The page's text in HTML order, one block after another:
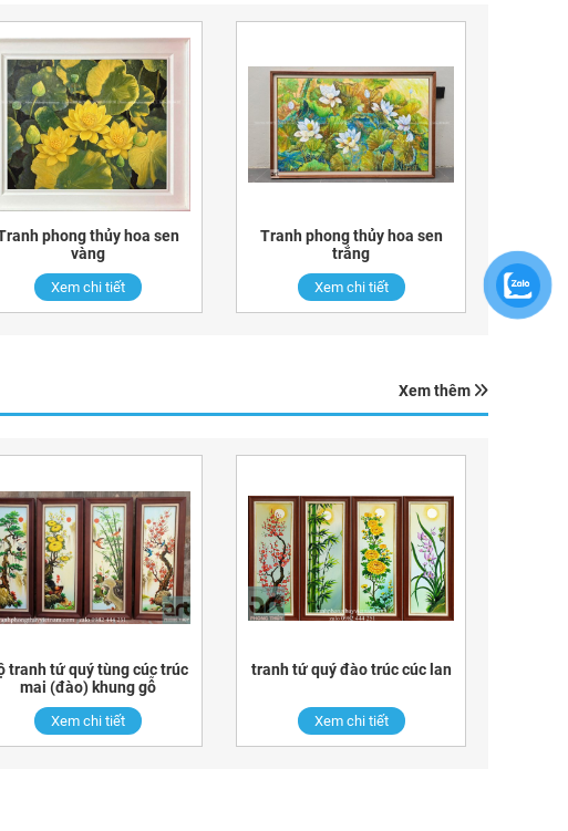
phong thủy hoa sen
vàng
Xem chi tiết
Tranh phong thủy hoa sen
trắng
Xem chi tiết
Xem thêm
tranh tứ quý tùng cúc trúc
mai (đào) khung gỗ
Xem chi tiết
tranh tứ quý đào trúc cúc lan
Xem chi tiết